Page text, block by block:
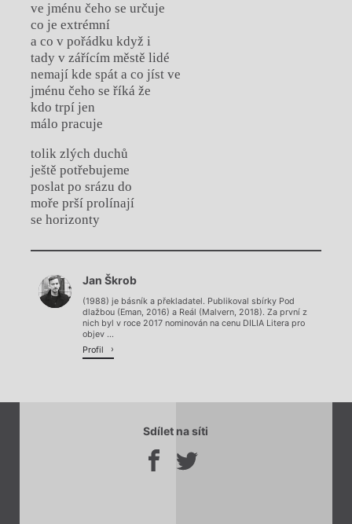
ve jménu čeho se určuje
co je extrémní
a co v pořádku když i
tady v zářícím městě lidé
nemají kde spát a co jíst ve
jménu čeho se říká že
kdo trpí jen
málo pracuje
tolik zlých duchů
ještě potřebujeme
poslat po srázu do
moře prší prolínají
se horizonty
Chviličku.
Jan Škrob
(1988) je básník a překladatel. Publikoval sbírky Pod
dlažbou (Eman, 2016) a Reál (Malvern, 2018). Za první z
nich byl v roce 2017 nominován na cenu DILIA Litera pro
objev ...
Profil
Sdílet na síti